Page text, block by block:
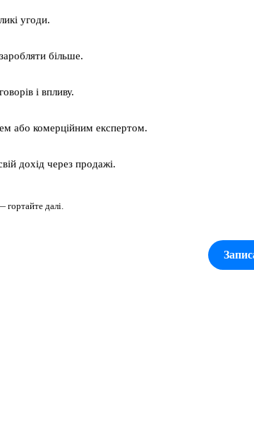
угоди.
більше.
і впливу.
або комерційним експертом.
дохід через продажі.
далі.